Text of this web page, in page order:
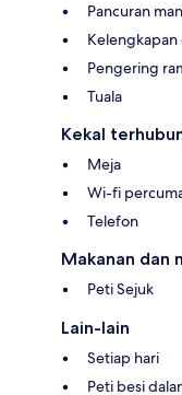
Pancuran
Pengering
Tuala
Kekal
Meja
Wi-fi
Telefon
Makanan dan
Peti Sejuk
Lain-lain
Setiap hari
Peti besi